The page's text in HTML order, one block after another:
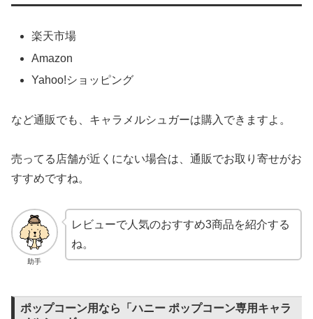
楽天市場
Amazon
Yahoo!ショッピング
など通販でも、キャラメルシュガーは購入できますよ。
売ってる店舗が近くにない場合は、通販でお取り寄せがお
すすめですね。
助手
レビューで人気のおすすめ3商品を紹介する
ね。
ポップコーン用なら「‎ハニー ポップコーン専用キャラ